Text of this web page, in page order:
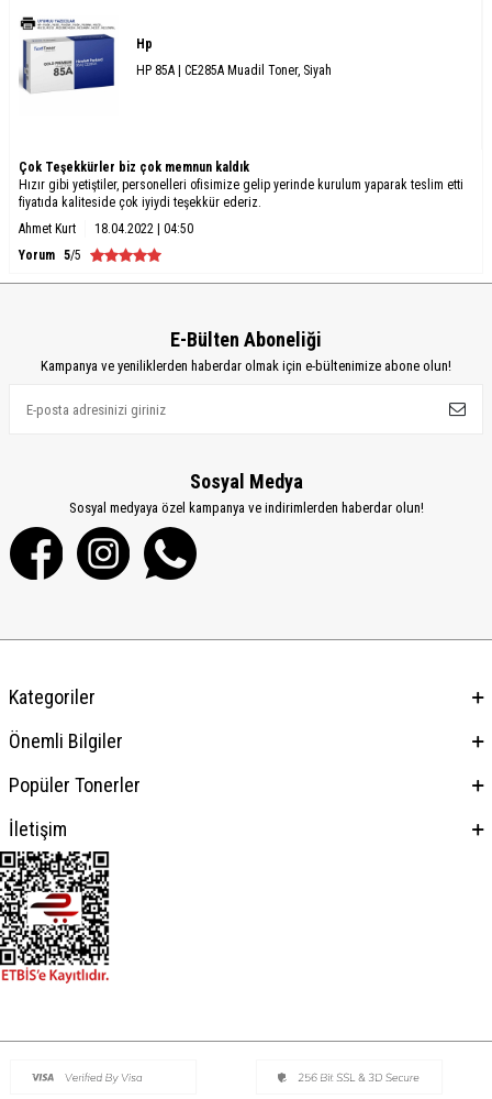
Hp
HP 85A | CE285A Muadil Toner, Siyah
Çok Teşekkürler biz çok memnun kaldık
Hızır gibi yetiştiler, personelleri ofisimize gelip yerinde kurulum yaparak teslim etti
fiyatıda kaliteside çok iyiydi teşekkür ederiz.
Ahmet Kurt
18.04.2022 | 04:50
Yorum 5/5
E-Bülten Aboneliği
Kampanya ve yeniliklerden haberdar olmak için e-bültenimize abone olun!
Sosyal Medya
Sosyal medyaya özel kampanya ve indirimlerden haberdar olun!
Kategoriler
Önemli Bilgiler
Popüler Tonerler
İletişim